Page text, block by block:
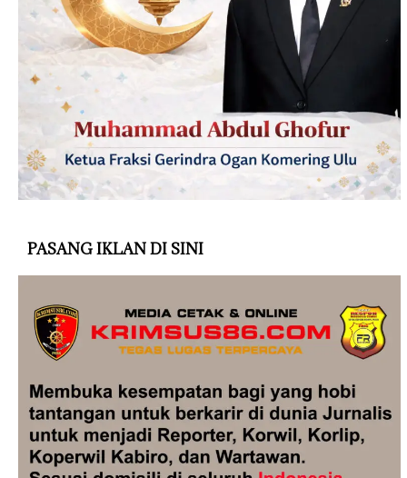
PASANG IKLAN DI SINI